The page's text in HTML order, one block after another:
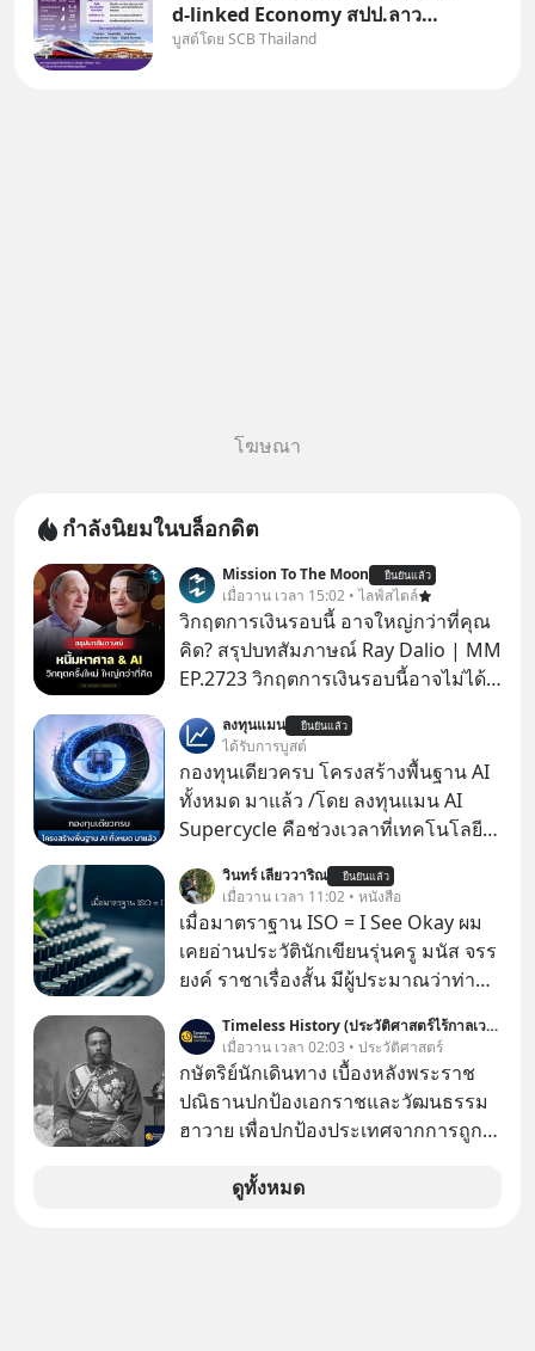
d-linked Economy สปป.ลาว
กำลังเปลี่ยนบทบาทจาก “ประเทศ
บูสต์โดย SCB Thailand
โฆษณา
กำลังนิยมในบล็อกดิต
Mission To The Moon ยืนยันแล้ว
เมื่อวาน เวลา 15:02 • ไลฟ์สไตล์
วิกฤตการเงินรอบนี้ อาจใหญ่กว่าที่คุณ
คิด? สรุปบทสัมภาษณ์ Ray Dalio | MM
EP.2723 วิกฤตการเงินรอบนี้อาจไม่ได้
Dalio ชายผู้เคยทำนายวิกฤตเศรษฐกิจ
มาแล้วหลายต่อหลายครั้ง ออกมาส่ง
สัญญาณเตือนระเบิดเวลาลูกใหม่ที่
กำลังก่อตัวขึ้น จาก "ระเบิดหนี้สิน
AI" ที่ผู้คนกำลังแห่ไล่ราคาอย่างบ้าคลั่ง
บทเรียนจากประวัติศาสตร์ 500 ปี บอก
อะไรเรา? ระเบียบโลกกำลังจะเปลี่ยน
มือไปในทิศทางไหน? และเราควรรับมือ
อย่างไรก่อนที่ทุกอย่างจะสายเกินไป?
ร่วมเจาะลึกบทวิเคราะห์และข้อคิดการ
เงินฉบับ Dalio กันได้ใน EP. นี้
#RayDalio #สรุปบทเรียน #การเงินการ
ลงทุน #MissionToTheMoon
#MissionToTheMoonPodcast
ลงทุนแมน ยืนยันแล้ว
ได้รับการบูสต์
กองทุนเดียวครบ โครงสร้างพื้นฐาน AI
ทั้งหมด มาแล้ว /โดย ลงทุนแมน AI
Supercycle คือช่วงเวลาที่เทคโนโลยี
เคลื่อนหลัก ของการเติบโตทาง
เศรษฐกิจ และวิถีชีวิตของผู้คนอย่าง
ยาวนานต่อจากนี้
วินทร์ เลียววาริณ ยืนยันแล้ว
เมื่อวาน เวลา 11:02 • หนังสือ
เมื่อมาตราฐาน ISO = I See Okay ผม
เคยอ่านประวัตินักเขียนรุ่นครู มนัส จรร
ยงค์ ราชาเรื่องสั้น มีผู้ประมาณว่าท่าน
พันเรื่อง
Timeless History (ประวัติศาสตร์ไร้กาลเวลา)
เมื่อวาน เวลา 02:03 • ประวัติศาสตร์
กษัตริย์นักเดินทาง เบื้องหลังพระราช
ปณิธานปกป้องเอกราชและวัฒนธรรม
ฮาวาย เพื่อปกป้องประเทศจากการถูก
ฮาวายไว้ “พระเจ้าคาลาคาอัวแห่ง
ดูทั้งหมด